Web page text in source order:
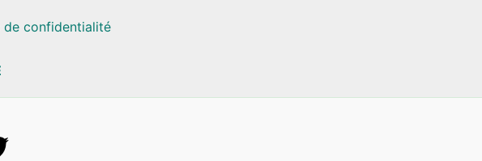
de confidentialité